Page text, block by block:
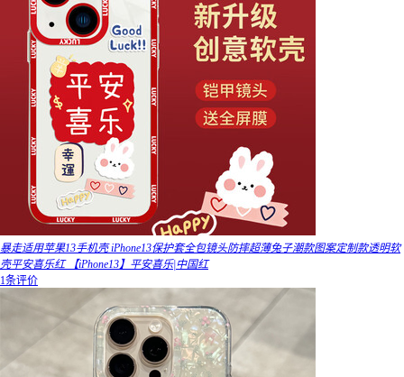
暴走适用苹果13手机壳 iPhone13保护套全包镜头防摔超薄兔子潮款图案定制款透明软
壳平安喜乐红 【iPhone13】平安喜乐|中国红
1条评价